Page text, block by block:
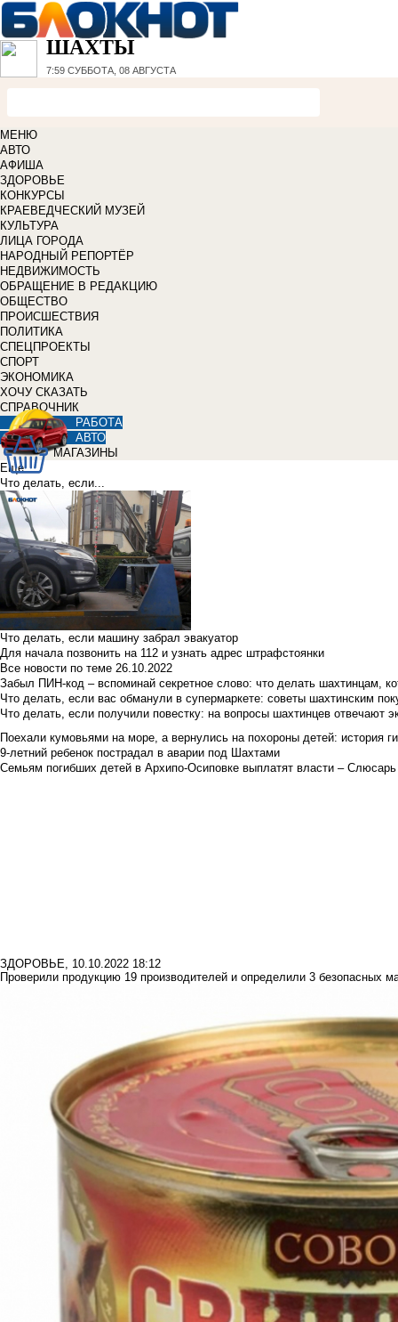
ШАХТЫ
7:59 СУББОТА, 08 АВГУСТА
МЕНЮ
АВТО
АФИША
ЗДОРОВЬЕ
КОНКУРСЫ
КРАЕВЕДЧЕСКИЙ МУЗЕЙ
КУЛЬТУРА
ЛИЦА ГОРОДА
НАРОДНЫЙ РЕПОРТЁР
НЕДВИЖИМОСТЬ
ОБРАЩЕНИЕ В РЕДАКЦИЮ
ОБЩЕСТВО
ПРОИСШЕСТВИЯ
ПОЛИТИКА
СПЕЦПРОЕКТЫ
СПОРТ
ЭКОНОМИКА
ХОЧУ СКАЗАТЬ
СПРАВОЧНИК
РАБОТА
АВТО
МАГАЗИНЫ
Еще
Что делать, если...
Что делать, если машину забрал эвакуатор
Для начала позвонить на 112 и узнать адрес штрафстоянки
Все новости по теме 26.10.2022
Забыл ПИН-код – вспоминай секретное слово: что делать шахтинцам,
Что делать, если вас обманули в супермаркете: советы шахтинским
Что делать, если получили повестку: на вопросы шахтинцев отвечают
Поехали кумовьями на море, а вернулись на похороны детей: история
9-летний ребенок пострадал в аварии под Шахтами
Семьям погибших детей в Архипо-Осиповке выплатят власти – Слюсарь
ЗДОРОВЬЕ, 10.10.2022 18:12
Проверили продукцию 19 производителей и определили 3 безопасных